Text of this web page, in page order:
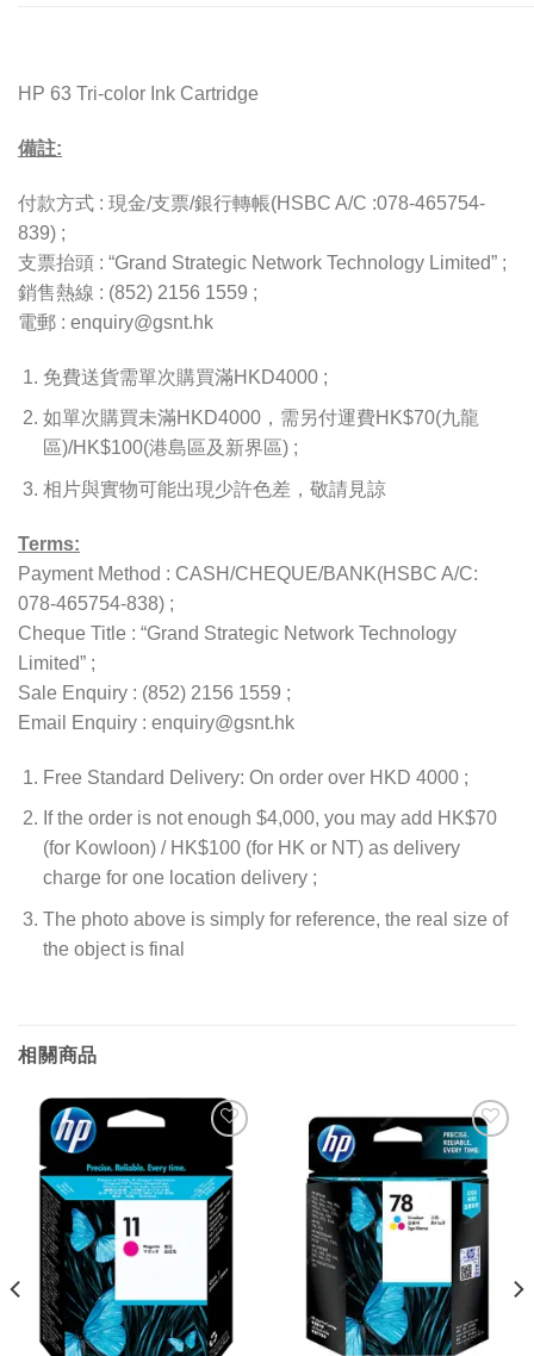
HP 63 Tri-color Ink Cartridge
備註:
付款方式 : 現金/支票/銀行轉帳(HSBC A/C :078-465754-
839) ;
支票抬頭 : “Grand Strategic Network Technology Limited” ;
銷售熱線 : (852) 2156 1559 ;
電郵 : enquiry@gsnt.hk
免費送貨需單次購買滿HKD4000 ;
如單次購買未滿HKD4000，需另付運費HK$70(九龍
區)/HK$100(港島區及新界區) ;
相片與實物可能出現少許色差，敬請見諒
Terms:
Payment Method : CASH/CHEQUE/BANK(HSBC A/C:
078-465754-838) ;
Cheque Title : “Grand Strategic Network Technology
Limited” ;
Sale Enquiry : (852) 2156 1559 ;
Email Enquiry : enquiry@gsnt.hk
Free Standard Delivery: On order over HKD 4000 ;
If the order is not enough $4,000, you may add HK$70
(for Kowloon) / HK$100 (for HK or NT) as delivery
charge for one location delivery ;
The photo above is simply for reference, the real size of
the object is final
相關商品
到願
望清
單
添加
到願
望清